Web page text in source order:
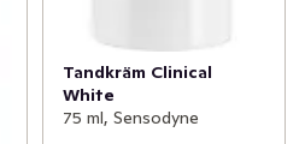
se till att borsta alla känsliga
Tandkräm Clinical
White
75 ml, Sensodyne